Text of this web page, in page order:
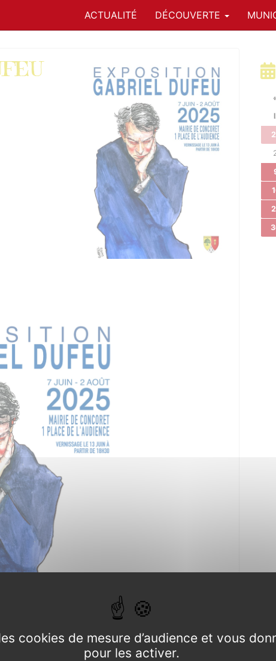
ACTUALITÉ DÉCOUVERTE
cookies de mesure d’audience et vous
pour les activer.